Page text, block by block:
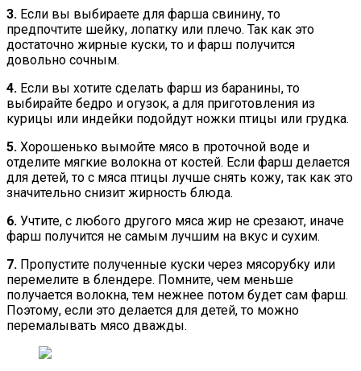
3. Если вы выбираете для фарша свинину, то
предпочтите шейку, лопатку или плечо. Так как это
достаточно жирные куски, то и фарш получится
довольно сочным.
4. Если вы хотите сделать фарш из баранины, то
выбирайте бедро и огузок, а для приготовления из
курицы или индейки подойдут ножки птицы или грудка.
5. Хорошенько вымойте мясо в проточной воде и
отделите мягкие волокна от костей. Если фарш делается
для детей, то с мяса птицы лучше снять кожу, так как это
значительно снизит жирность блюда.
6. Учтите, с любого другого мяса жир не срезают, иначе
фарш получится не самым лучшим на вкус и сухим.
7. Пропустите полученные куски через мясорубку или
перемелите в блендере. Помните, чем меньше
получается волокна, тем нежнее потом будет сам фарш.
Поэтому, если это делается для детей, то можно
перемалывать мясо дважды.